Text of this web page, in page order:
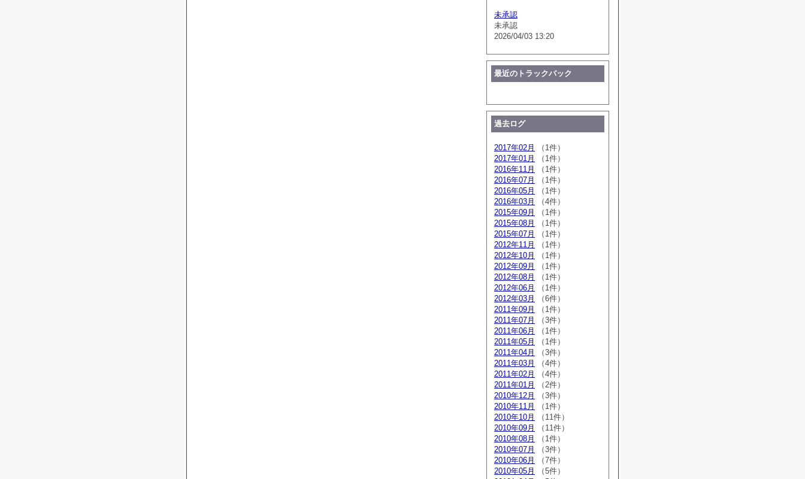
未承認
未承認
2026/04/03 13:20
最近のトラックバック
過去ログ
2017年02月
（1件）
2017年01月
（1件）
2016年11月
（1件）
2016年07月
（1件）
2016年05月
（1件）
2016年03月
（4件）
2015年09月
（1件）
2015年08月
（1件）
2015年07月
（1件）
2012年11月
（1件）
2012年10月
（1件）
2012年09月
（1件）
2012年08月
（1件）
2012年06月
（1件）
2012年03月
（6件）
2011年09月
（1件）
2011年07月
（3件）
2011年06月
（1件）
2011年05月
（1件）
2011年04月
（3件）
2011年03月
（4件）
2011年02月
（4件）
2011年01月
（2件）
2010年12月
（3件）
2010年11月
（1件）
2010年10月
（11件）
2010年09月
（11件）
2010年08月
（1件）
2010年07月
（3件）
2010年06月
（7件）
2010年05月
（5件）